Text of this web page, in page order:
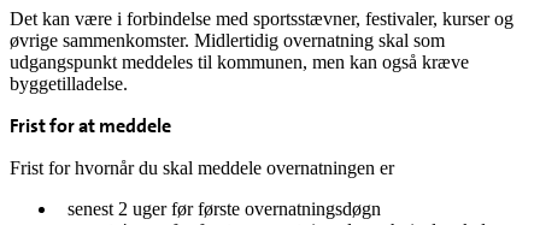
Det kan være i forbindelse med sportsstævner, festivaler, kurser og
øvrige sammenkomster. Midlertidig overnatning skal som
udgangspunkt meddeles til kommunen, men kan også kræve
byggetilladelse.
Frist for at meddele
Frist for hvornår du skal meddele overnatningen er
senest 2 uger før første overnatningsdøgn